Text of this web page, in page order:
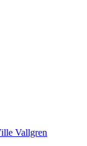
Vallgren